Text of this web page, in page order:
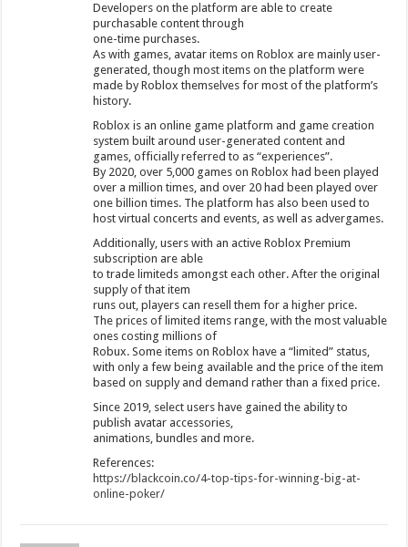
Developers on the platform are able to create
purchasable content through
one-time purchases.
As with games, avatar items on Roblox are mainly user-
generated, though most items on the platform were
made by Roblox themselves for most of the platform’s
history.
Roblox is an online game platform and game creation
system built around user-generated content and
games, officially referred to as “experiences”.
By 2020, over 5,000 games on Roblox had been played
over a million times, and over 20 had been played over
one billion times. The platform has also been used to
host virtual concerts and events, as well as advergames.
Additionally, users with an active Roblox Premium
subscription are able
to trade limiteds amongst each other. After the original
supply of that item
runs out, players can resell them for a higher price.
The prices of limited items range, with the most valuable
ones costing millions of
Robux. Some items on Roblox have a “limited” status,
with only a few being available and the price of the item
based on supply and demand rather than a fixed price.
Since 2019, select users have gained the ability to
publish avatar accessories,
animations, bundles and more.
References:
https://blackcoin.co/4-top-tips-for-winning-big-at-
online-poker/